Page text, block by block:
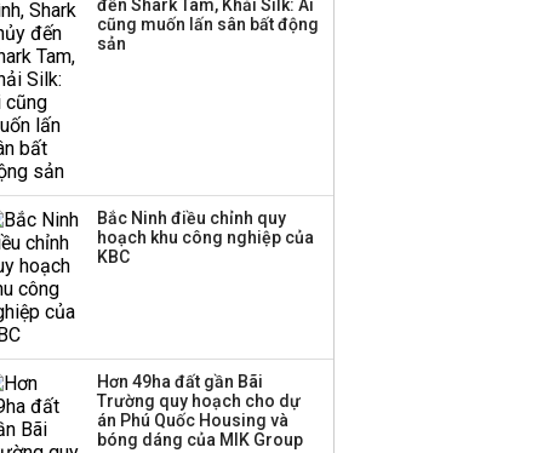
Thị trường thường
đến Shark Tam, Khải Silk: Ai
cũng muốn lấn sân bất động
sản
Bắc Ninh điều chỉnh quy
hoạch khu công nghiệp của
KBC
Hơn 49ha đất gần Bãi
Trường quy hoạch cho dự
án Phú Quốc Housing và
bóng dáng của MIK Group